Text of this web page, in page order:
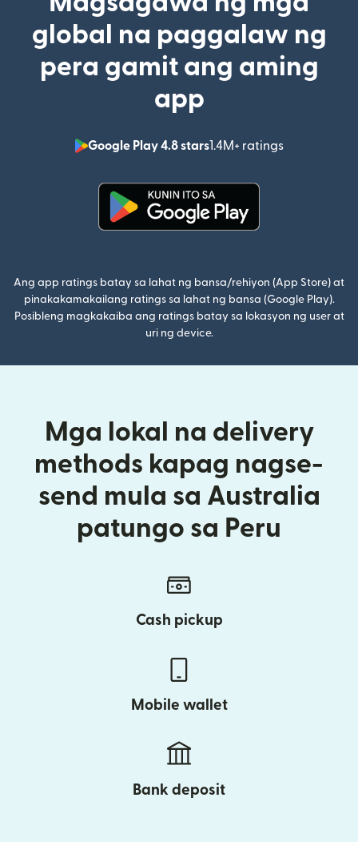
global na paggalaw ng
pera gamit ang aming
app
Google Play 4.8 stars1.4M+ ratings
(bubukas
Ang app ratings batay sa lahat ng bansa/rehiyon (App Store) at
pinakakamakailang ratings sa lahat ng bansa (Google Play).
Posibleng magkakaiba ang ratings batay sa lokasyon ng user at
uri ng device.
Mga lokal na delivery
methods kapag nagse-
send mula sa Australia
patungo sa Peru
Cash pickup
Mobile wallet
Bank deposit